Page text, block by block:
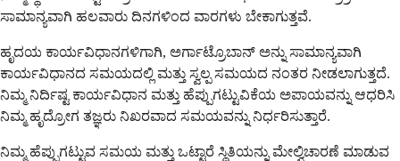
ಸಾಮಾನ್ಯವಾಗಿ ಹಲವಾರು ದಿನಗಳಿಂದ ವಾರಗಳು ಬೇಕಾಗುತ್ತವೆ.
ಹೃದಯ ಕಾರ್ಯವಿಧಾನಗಳಿಗಾಗಿ, ಅರ್ಗಾಟ್ರೊಬಾನ್ ಅನ್ನು ಸಾಮಾನ್ಯವಾಗಿ
ಕಾರ್ಯವಿಧಾನದ ಸಮಯದಲ್ಲಿ ಮತ್ತು ಸ್ವಲ್ಪ ಸಮಯದ ನಂತರ ನೀಡಲಾಗುತ್ತದೆ.
ನಿಮ್ಮ ನಿರ್ದಿಷ್ಟ ಕಾರ್ಯವಿಧಾನ ಮತ್ತು ಹೆಪ್ಪುಗಟ್ಟುವಿಕೆಯ ಅಪಾಯವನ್ನು ಆಧರಿಸಿ
ನಿಮ್ಮ ಹೃದ್ರೋಗ ತಜ್ಞರು ನಿಖರವಾದ ಸಮಯವನ್ನು ನಿರ್ಧರಿಸುತ್ತಾರೆ.
ನಿಮ್ಮ ಹೆಪ್ಪುಗಟ್ಟುವ ಸಮಯ ಮತ್ತು ಒಟ್ಟಾರೆ ಸ್ಥಿತಿಯನ್ನು ಮೇಲ್ವಿಚಾರಣೆ ಮಾಡುವ